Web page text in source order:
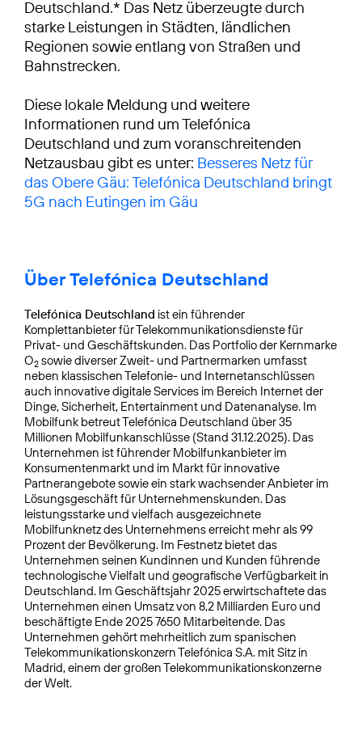
Deutschland.* Das Netz überzeugte durch
starke Leistungen in Städten, ländlichen
Regionen sowie entlang von Straßen und
Bahnstrecken.
Diese lokale Meldung und weitere
Informationen rund um Telefónica
Deutschland und zum voranschreitenden
Netzausbau gibt es unter: Besseres Netz für
das Obere Gäu: Telefónica Deutschland bringt
5G nach Eutingen im Gäu
Über Telefónica Deutschland
Telefónica Deutschland ist ein führender
Komplettanbieter für Telekommunikationsdienste für
Privat- und Geschäftskunden. Das Portfolio der Kernmarke
O2 sowie diverser Zweit- und Partnermarken umfasst
neben klassischen Telefonie- und Internetanschlüssen
auch innovative digitale Services im Bereich Internet der
Dinge, Sicherheit, Entertainment und Datenanalyse. Im
Mobilfunk betreut Telefónica Deutschland über 35
Millionen Mobilfunkanschlüsse (Stand 31.12.2025). Das
Unternehmen ist führender Mobilfunkanbieter im
Konsumentenmarkt und im Markt für innovative
Partnerangebote sowie ein stark wachsender Anbieter im
Lösungsgeschäft für Unternehmenskunden. Das
leistungsstarke und vielfach ausgezeichnete
Mobilfunknetz des Unternehmens erreicht mehr als 99
Prozent der Bevölkerung. Im Festnetz bietet das
Unternehmen seinen Kundinnen und Kunden führende
technologische Vielfalt und geografische Verfügbarkeit in
Deutschland. Im Geschäftsjahr 2025 erwirtschaftete das
Unternehmen einen Umsatz von 8,2 Milliarden Euro und
beschäftigte Ende 2025 7650 Mitarbeitende. Das
Unternehmen gehört mehrheitlich zum spanischen
Telekommunikationskonzern Telefónica S.A. mit Sitz in
Madrid, einem der großen Telekommunikationskonzerne
der Welt.